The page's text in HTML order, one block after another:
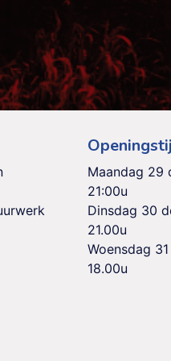
Maandag 29
21:00u
Dinsdag 30
21.00u
Woensdag
18.00u